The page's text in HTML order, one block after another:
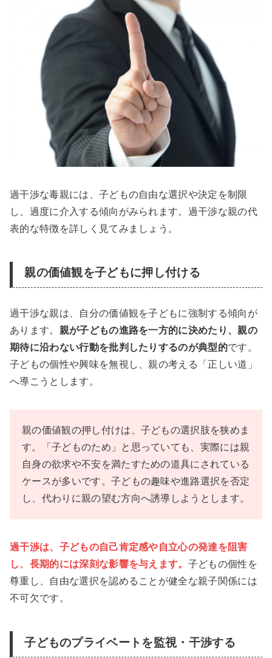
過干渉な毒親には、子どもの自由な選択や決定を制限
し、過度に介入する傾向がみられます。過干渉な親の代
表的な特徴を詳しく見てみましょう。
親の価値観を子どもに押し付ける
過干渉な親は、自分の価値観を子どもに強制する傾向が
あります。 親が子どもの進路を一方的に決めたり、親の
期待に沿わない行動を批判したりするのが典型的です。
子どもの個性や興味を無視し、親の考える「正しい道」
へ導こうとします。
親の価値観の押し付けは、子どもの選択肢を狭めま
す。「子どものため」と思っていても、実際には親
自身の欲求や不安を満たすための道具にされている
ケースが多いです。子どもの趣味や進路選択を否定
し、代わりに親の望む方向へ誘導しようとします。
過干渉は、子どもの自己肯定感や自立心の発達を阻害
し、長期的には深刻な影響を与えます。 子どもの個性を
尊重し、自由な選択を認めることが健全な親子関係には
不可欠です。
子どものプライベートを監視・干渉する